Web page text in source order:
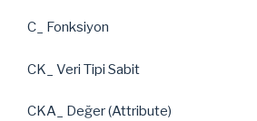
C_ Fonksiyon
CK_ Veri Tipi Sabit
CKA_ Değer (Attribute)